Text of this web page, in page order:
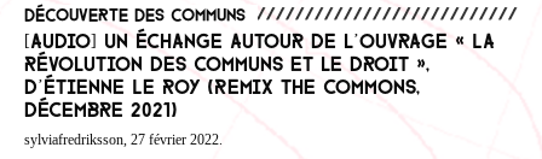
Découverte des communs
[Audio] Un échange autour de l’ouvrage « La
révolution des communs et le droit »,
d’Étienne Le Roy (Remix The Commons,
décembre 2021)
sylviafredriksson, 27 février 2022.